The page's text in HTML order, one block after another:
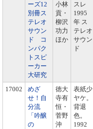
ーズ12
別冊ス
テレオ
サウン
ド コ
ンパク
トスピ
ーカー
大研究
小林
貢・
柳沢
功力
ほか
スレ
1995
年 ス
テレオ
サウン
ド
17002
めざ
せ！自
分流
「吟醸
の
徳大
寺有
恒・
菅野
沖
表紙少
ヤケ。
背退
色。
1992